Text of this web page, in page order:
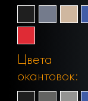
Цвета
окантовок: